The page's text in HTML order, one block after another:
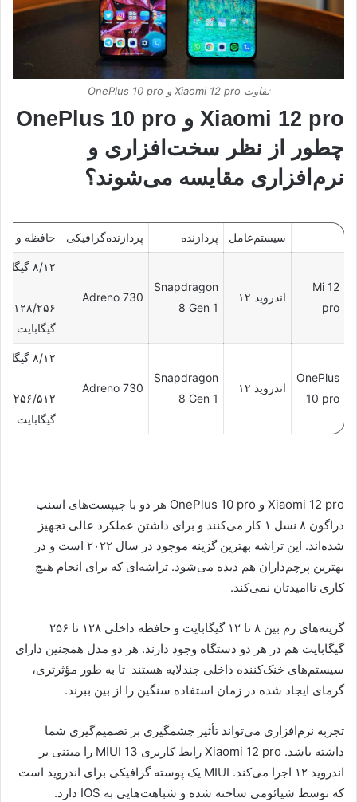
تفاوت Xiaomi 12 pro و OnePlus 10 pro
Xiaomi 12 pro و OnePlus 10 pro
چطور از نظر سخت‌افزاری و
نرم‌افزاری مقایسه می‌شوند؟
سیستم‌عامل پردازنده پردازنده‌گرافیکی حافظه و رم
Mi 12
pro
اندروید ۱۲
Snapdragon
8 Gen 1
Adreno 730
۸/۱۲ گیگابایت
۱۲۸/۲۵۶
گیگابایت
OnePlus
10 pro
اندروید ۱۲
Snapdragon
8 Gen 1
Adreno 730
۸/۱۲ گیگابایت
۱۲۸/۲۵۶/
گیگابایت
Xiaomi 12 pro و OnePlus 10 pro هر دو با چیپست‌های اسنپ
دراگون ۸ نسل ۱ کار می‌کنند و برای داشتن عملکرد عالی تجهیز
شده‌اند. این تراشه بهترین گزینه موجود در سال ۲۰۲۲ است و در
بهترین پرچم‌داران هم دیده می‌شود. تراشه‌ای که برای انجام هیچ
کاری ناامیدتان نمی‌کند.
گزینه‌های رم بین ۸ تا ۱۲ گیگابایت و حافظه داخلی ۱۲۸ تا ۲۵۶
گیگابایت هم در هر دو دستگاه وجود دارند. هر دو مدل همچنین دارای
سیستم‌های خنک‌کننده داخلی چندلایه هستند تا به طور مؤثرتری،
گرمای ایجاد شده در زمان استفاده سنگین را از بین ببرند.
تجربه نرم‌افزاری می‌تواند تأثیر چشمگیری بر تصمیم‌گیری شما
داشته باشد. Xiaomi 12 pro رابط کاربری MIUI 13 را مبتنی بر
اندروید ۱۲ اجرا می‌کند. MIUI یک پوسته گرافیکی برای اندروید است
که توسط شیائومی ساخته شده و شباهت‌هایی به IOS دارد.